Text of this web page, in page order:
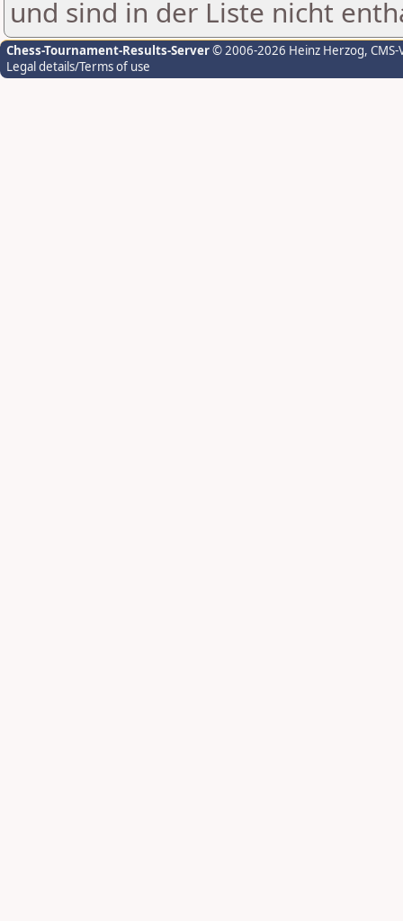
und sind in der Liste nicht
Chess-Tournament-Results-Server© 2006-2026 Heinz Herzog,
Legal details/Terms of use